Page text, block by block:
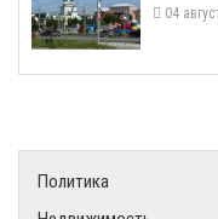
04
Политика